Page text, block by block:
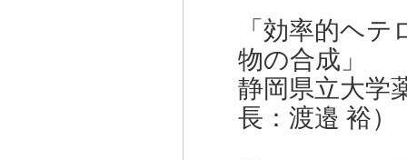
「効率的ヘ
物の合成」
静岡県立大
長：渡邉 裕）